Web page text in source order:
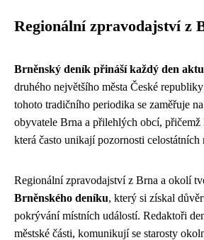
Regionální zpravodajství z
Brněnský deník přináší každý den
druhého největšího města České
tohoto tradičního periodika se zaměřuje
obyvatele Brna a přilehlých obcí, přičemž
která často unikají pozornosti celostátních
Regionální zpravodajství z Brna a okolí
Brněnského deníku, který si získal
pokrývání místních událostí. Redaktoři
městské části, komunikují se starosty